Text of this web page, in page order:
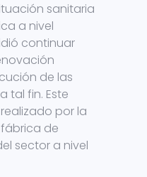
sanitaria
a nivel
continuar
de las
tal fin. Este
por la
de
sector a nivel